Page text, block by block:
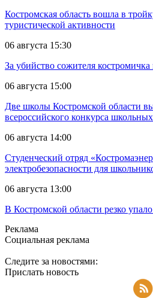
Костромская область вошла в
туристической активности
06 августа 15:30
За убийство сожителя
06 августа 15:00
Две школы Костромской области
всероссийского конкурса
06 августа 14:00
Студенческий отряд
электробезопасности для
06 августа 13:00
В Костромской области резко
Реклама
Социальная реклама
Следите за новостями:
Прислать новость